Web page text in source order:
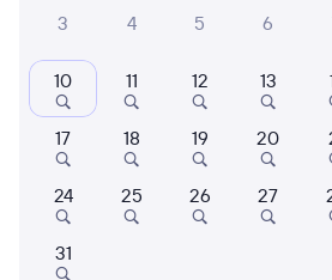
Когда
Кто едет
Найти
3 4 5 6
10 11 12 13
17 18 19 20
24 25 26 27
31